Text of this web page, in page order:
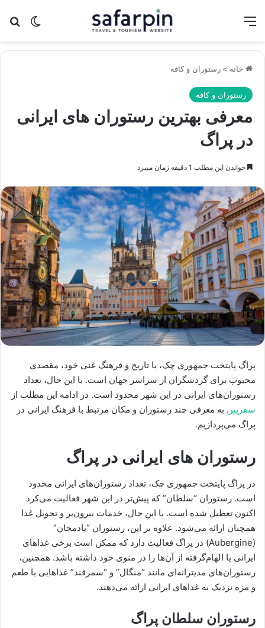
تغییر منو
خانه > رستوران و کافه
رستوران و کافه
معرفی بهترین رستوران های ایرانی
در پراگ
خواندن این مطلب 1 دقیقه زمان میبرد
پراگ پایتخت جمهوری چک، با تاریخ و فرهنگ غنی خود، مقصدی
محبوب برای گردشگران از سراسر جهان است. با این حال، تعداد
رستوران‌های ایرانی در این شهر محدود است. در ادامه این مطلب از
سفرپین به معرفی چند رستوران و مکان مرتبط با فرهنگ ایرانی در
پراگ می‌پردازیم.
رستوران های ایرانی در پراگ
در پراگ پایتخت جمهوری چک، تعداد رستوران‌های ایرانی محدود
است. رستوران “سلطان” که پیش‌تر در این شهر فعالیت می‌کرد
اکنون تعطیل شده است. با این حال، خدمات بیرون‌بر و تحویل غذا
همچنان ارائه می‌شود. علاوه بر این، رستوران “بادمجان”
(Aubergine) در پراگ فعالیت دارد که ممکن است برخی غذاهای
ایرانی یا الهام‌گرفته از آن‌ها را در منوی خود داشته باشد. همچنین،
رستوران‌های مدیترانه‌ای مانند “منگال” و “سمرقند” غذاهایی با طعم
و مزه نزدیک به غذاهای ایرانی ارائه می‌دهند.
رستوران سلطان پراگ